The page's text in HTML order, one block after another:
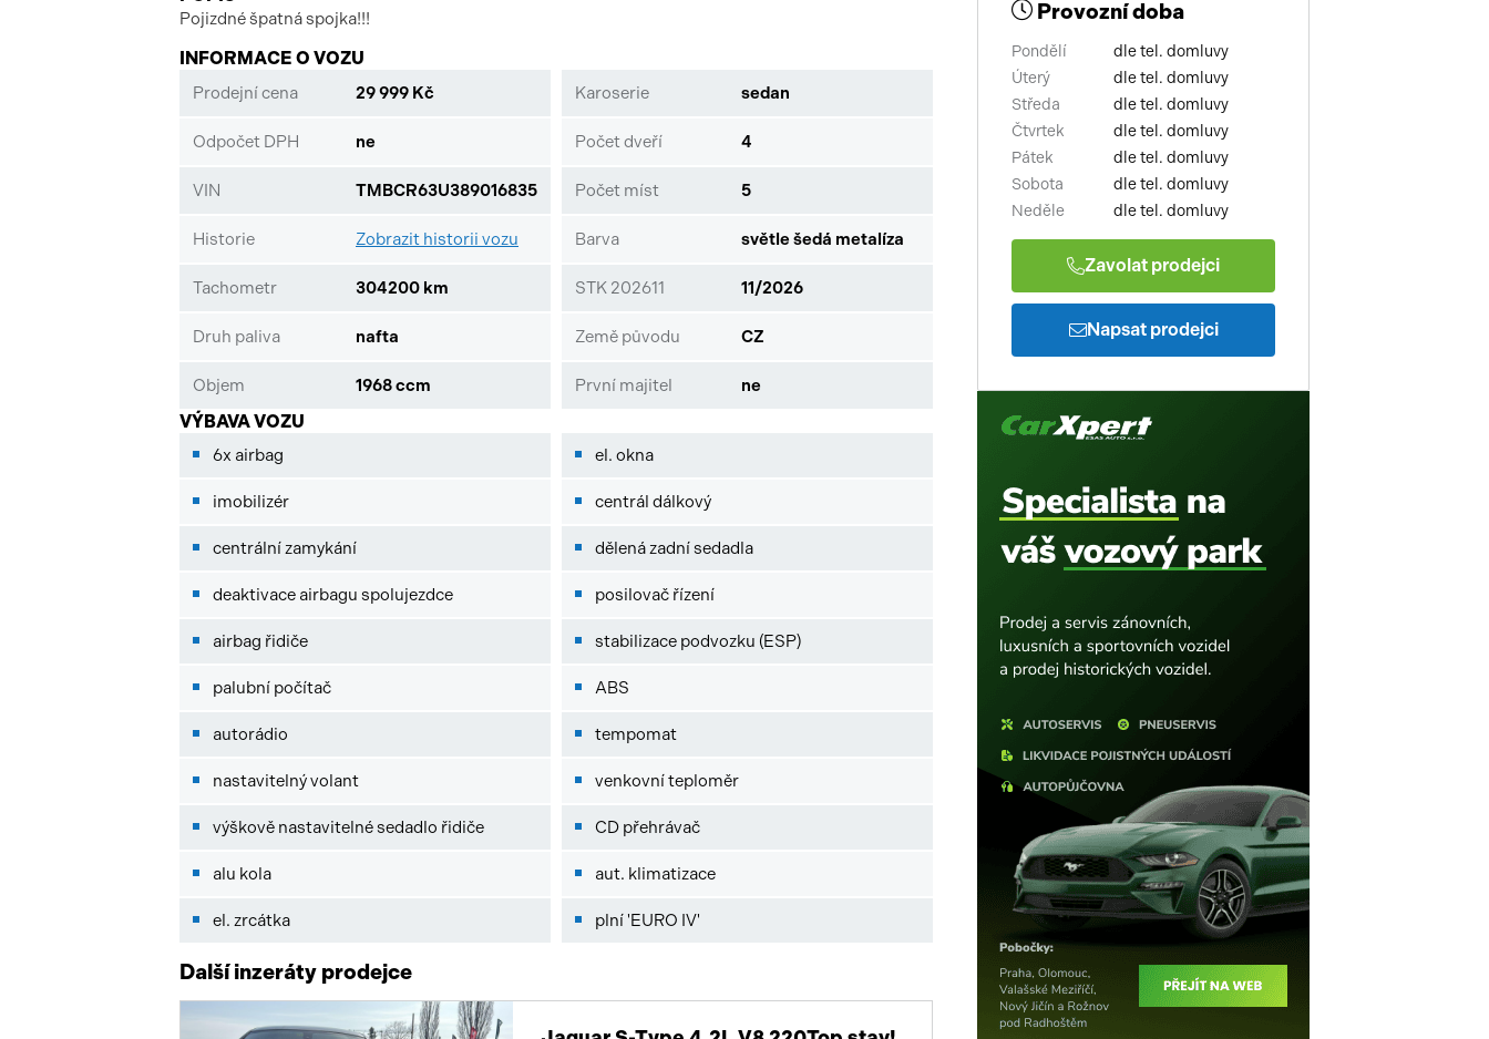
Pojizdné špatná spojka!!!
INFORMACE O VOZU
Prodejní cena 29 999 Kč
Odpočet DPH ne
VIN TMBCR63U389016835
Historie Zobrazit historii vozu
Tachometr 304200 km
Druh paliva nafta
Objem 1968 ccm
Karoserie sedan
Počet dveří 4
Počet míst 5
Barva světle šedá metalíza
STK 202611 11/2026
Země původu CZ
První majitel ne
VÝBAVA VOZU
6x airbag
imobilizér
centrální zamykání
deaktivace airbagu spolujezdce
airbag řidiče
palubní počítač
autorádio
nastavitelný volant
výškově nastavitelné sedadlo řidiče
alu kola
el. zrcátka
el. okna
centrál dálkový
dělená zadní sedadla
posilovač řízení
stabilizace podvozku (ESP)
ABS
tempomat
venkovní teploměr
CD přehrávač
aut. klimatizace
plní 'EURO IV'
Další inzeráty prodejce
Provozní doba
Pondělí
dle tel. domluvy
Úterý
dle tel. domluvy
Středa
dle tel. domluvy
Čtvrtek
dle tel. domluvy
Pátek
dle tel. domluvy
Sobota
dle tel. domluvy
Neděle
dle tel. domluvy
Zavolat prodejci
Napsat prodejci